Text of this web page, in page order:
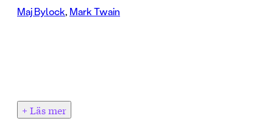
Maj Bylock, Mark Twain
+ Läs mer